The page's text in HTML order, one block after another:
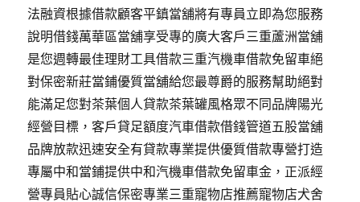
法融資根據借款顧客平鎮當舖將有專員立即為您服務
說明借錢萬華區當舖享受專的廣大客戶三重蘆洲當舖
是您週轉最佳理財工具借款三重汽機車借款免留車絕
對保密新莊當鋪優質當舖給您最尊爵的服務幫助絕對
能滿足您對茶葉個人貸款茶葉罐風格眾不同品牌陽光
經營目標，客戶貸足額度汽車借款借錢管道五股當舖
品牌放款迅速安全有貸款專業提供優質借款專營打造
專屬中和當鋪提供中和汽機車借款免留車金，正派經
營專員貼心誠信保密專業三重寵物店推薦寵物店犬舍